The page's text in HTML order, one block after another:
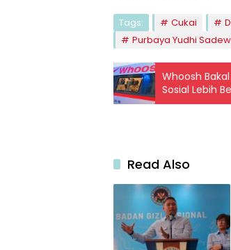
Tags: Cukai
Purbaya Yudhi
Whoosh
Sosial Lebih
Read Also